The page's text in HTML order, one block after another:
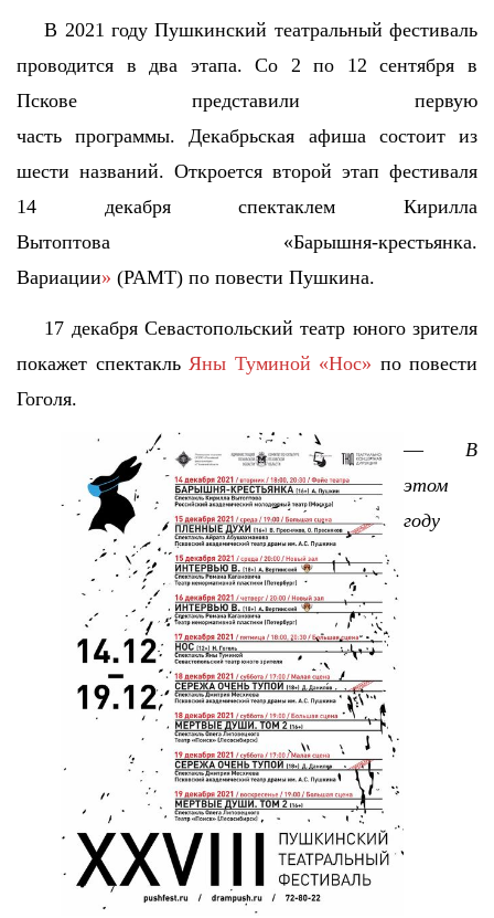
В 2021 году Пушкинский театральный фестиваль
проводится в два этапа. Со 2 по 12 сентября в
Пскове представили первую
часть программы.Декабрьская афиша состоит из
шести названий. Откроется второй этап фестиваля
14 декабря спектаклем Кирилла
Вытоптова «Барышня-крестьянка.
Вариации» (РАМТ) по повести Пушкина.
17 декабря Севастопольский театр юного зрителя
покажет спектакль Яны Туминой «Нос» по повести
Гоголя.
— В
этом
году